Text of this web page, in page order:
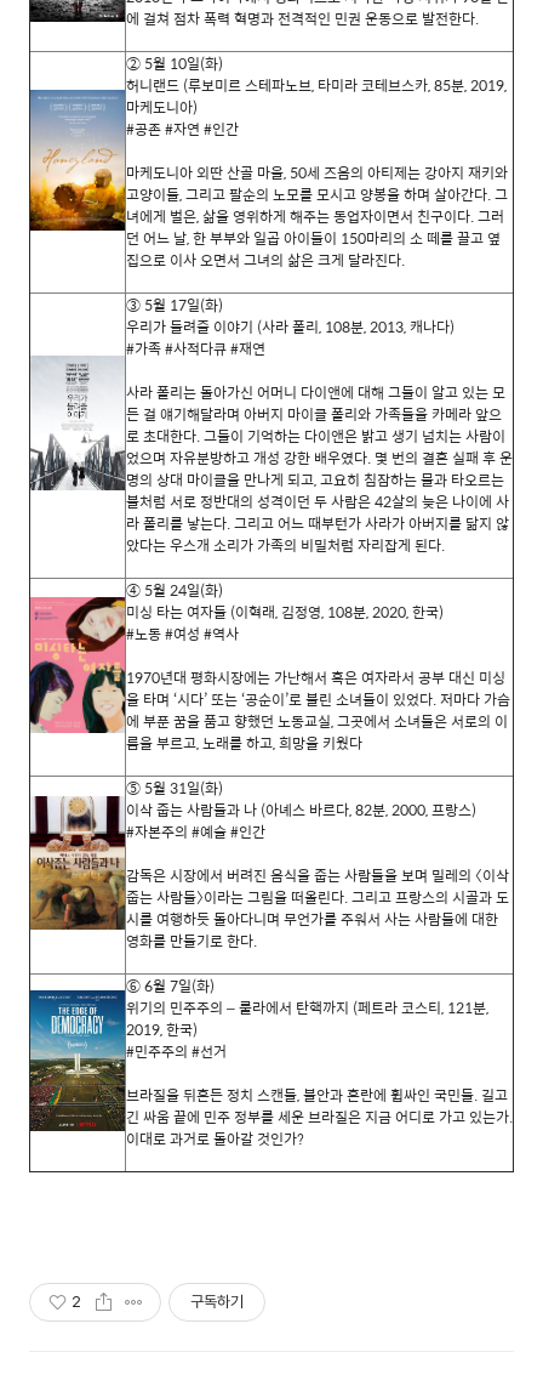
에 걸쳐 점차 폭력 혁명과 전격적인 민권 운동으로 발전한다.
② 5월 10일(화)
허니랜드 (루보미르 스테파노브, 타미라 코테브스카, 85분, 2019,
마케도니아)
#공존 #자연 #인간
마케도니아 외딴 산골 마을, 50세 즈음의 아티제는 강아지 재키와
고양이들,그리고 팔순의 노모를 모시고 양봉을 하며 살아간다.그
녀에게 벌은,삶을 영위하게 해주는 동업자이면서 친구이다.그러
던 어느 날,한 부부와 일곱 아이들이 150마리의 소 떼를 끌고 옆
집으로 이사 오면서 그녀의 삶은 크게 달라진다.
③ 5월 17일(화)
우리가 들려줄 이야기 (사라 폴리, 108분, 2013, 캐나다)
#가족 #사적다큐 #재연
사라 폴리는 돌아가신 어머니 다이앤에 대해 그들이 알고 있는 모
든 걸 얘기해달라며 아버지 마이클 폴리와 가족들을 카메라 앞으
로 초대한다.그들이 기억하는 다이앤은 밝고 생기 넘치는 사람이
었으며 자유분방하고 개성 강한 배우였다. 몇 번의 결혼 실패 후 운
명의 상대 마이클을 만나게 되고,고요히 침잠하는 물과 타오르는
불처럼 서로 정반대의 성격이던 두 사람은42살의 늦은 나이에 사
라 폴리를 낳는다.그리고 어느 때부턴가 사라가 아버지를 닮지 않
았다는 우스개 소리가 가족의 비밀처럼 자리잡게 된다.
④ 5월 24일(화)
미싱 타는 여자들 (이혁래, 김정영, 108분, 2020, 한국)
#노동 #여성 #역사
1970년대 평화시장에는 가난해서 혹은 여자라서 공부 대신 미싱
을 타며 ‘시다’또는‘공순이’로 불린 소녀들이 있었다.저마다 가슴
에 부푼 꿈을 품고 향했던 노동교실,그곳에서 소녀들은 서로의 이
름을 부르고,노래를 하고,희망을 키웠다
⑤ 5월 31일(화)
이삭 줍는 사람들과 나 (아녜스 바르다, 82분, 2000, 프랑스)
#자본주의 #예술 #인간
감독은 시장에서 버려진 음식을 줍는 사람들을 보며 밀레의 〈이삭
줍는 사람들〉이라는 그림을 떠올린다.그리고 프랑스의 시골과 도
시를 여행하듯 돌아다니며 무언가를 주워서 사는 사람들에 대한
영화를 만들기로 한다.
⑥6월 7일(화)
위기의 민주주의 – 룰라에서 탄핵까지 (페트라 코스티, 121분,
2019, 한국)
#민주주의 #선거
브라질을 뒤흔든 정치 스캔들,불안과 혼란에 휩싸인 국민들. 길고
긴 싸움 끝에 민주 정부를 세운 브라질은 지금 어디로 가고 있는가.
이대로 과거로 돌아갈 것인가?
2 구독하기